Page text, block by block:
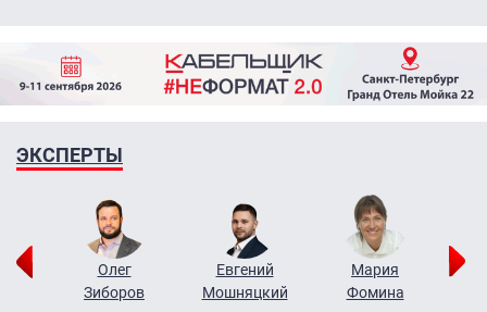
ЭКСПЕРТЫ
Олег
Зиборов
Евгений
Мошняцкий
Мария
Фомина